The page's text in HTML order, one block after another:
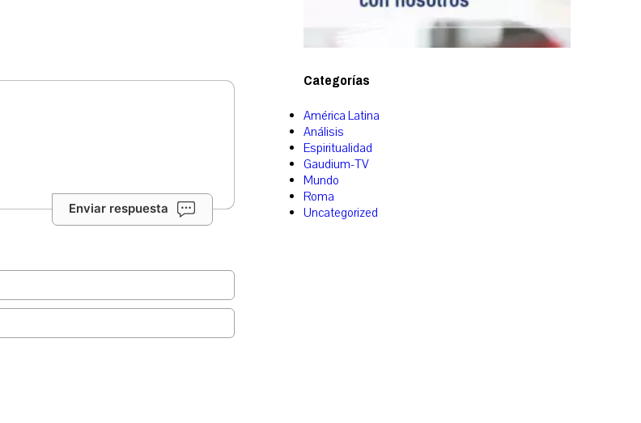
Enviar respuesta
Categorías
América Latina
Análisis
Espiritualidad
Gaudium-TV
Mundo
Roma
Uncategorized